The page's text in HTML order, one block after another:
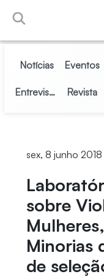
Pular para o
Notícias Eventos
Entrevistas Revista
sex, 8 junho
sobre
Minorias
de